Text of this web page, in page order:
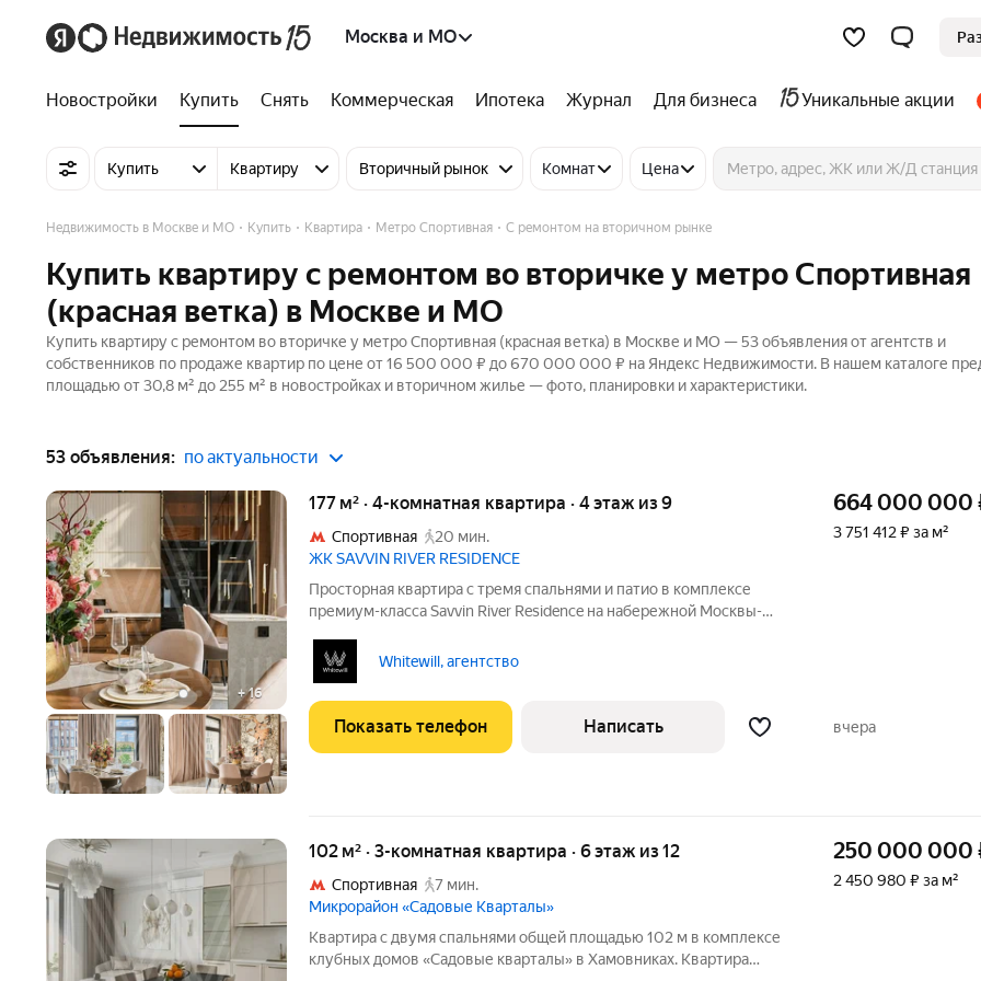
Москва и МО
Новостройки Купить Снять Коммерческая Ипотека Журнал Для бизнеса Уникальные акции
Купить Квартиру Вторичный рынок Комнат Цена
Недвижимость в Москве и МО Купить Квартира Метро Спортивная С ремонтом на вторичном рынке
Купить квартиру с ремонтом во вторичке у метро Спортивная
(красная ветка) в Москве и МО
Купить квартиру с ремонтом во вторичке у метро Спортивная (красная ветка) в Москве и МО — 53 объявления от агентств и
собственников по продаже квартир по цене от 16 500 000 ₽ до 670 000 000 ₽ на Яндекс Недвижимости. В нашем каталоге
площадью от 30,8 м² до 255 м² в новостройках и вторичном жилье — фото, планировки и характеристики.
53 объявления: по актуальности
+16
177 м² · 4-комнатная квартира · 4 этаж из 9
Спортивная
20 мин.
ЖК SAVVIN RIVER RESIDENCE
Просторная квартира с тремя спальнями и патио в комплексе
премиум-класса Savvin River Residence на набережной Москвы-
этаже. Интерьер оформлен в современном стиле. Установлены
системы
Whitewill, агентство
664 000 000
3 751 412 ₽ за м²
Показать телефон Написать вчера
102 м² · 3-комнатная квартира · 6 этаж из 12
Спортивная
7 мин.
Микрорайон «Садовые Кварталы»
Квартира с двумя спальнями общей площадью 102 м в комплексе
клубных домов «Садовые кварталы» в Хамовниках. Квартира
250 000 000
2 450 980 ₽ за м²